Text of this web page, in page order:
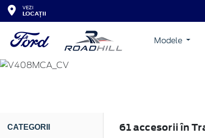
VEZI
LOCAȚII
Modele
TRANSIT CONNECT
CATEGORII
61 accesorii în